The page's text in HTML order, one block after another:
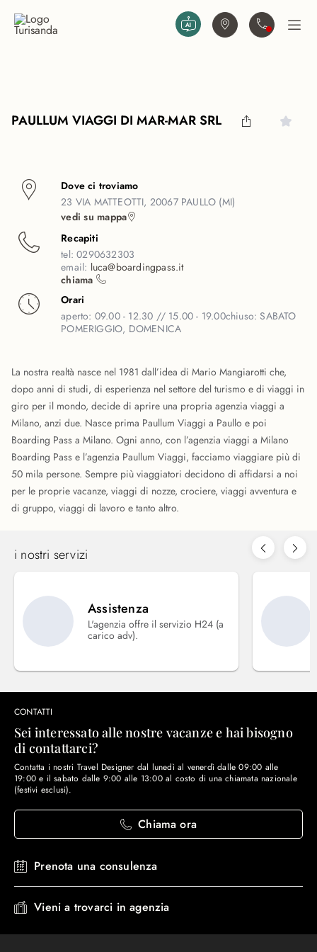
Trova agenziaContattaciApri
PAULLUM VIAGGI DI MAR-MAR SRL
Dove ci troviamo
23 VIA MATTEOTTI, 20067 PAULLO (MI)
vedi su mappa
Recapiti
tel:0290632303
email: luca@boardingpass.it
chiama
Orari
aperto: 09.00 - 12.30 // 15.00 - 19.00chiuso:SABATO
POMERIGGIO, DOMENICA
La nostra realtà nasce nel 1981 dall’idea di Mario Mangiarotti che,
dopo anni di studi, di esperienza nel settore del turismo e di viaggi in
giro per il mondo, decide di aprire una propria agenzia viaggi a
Milano, anzi due. Nasce prima Paullum Viaggi a Paullo e poi
Boarding Pass a Milano. Ogni anno, con l’agenzia viaggi a Milano
Boarding Pass e l’agenzia Paullum Viaggi, facciamo viaggiare più di
50 mila persone. Sempre più viaggiatori decidono di affidarsi a noi
per le proprie vacanze, viaggi di nozze, crociere, viaggi avventura e
di gruppo, viaggi di lavoro e tanto altro.
i nostri servizi
Assistenza
L'agenzia offre il servizio H24 (a
carico adv).
CONTATTI
Sei interessato alle nostre vacanze e hai bisogno
di contattarci?
Contatta i nostri Travel Designer dal lunedì al venerdì dalle 09:00 alle
19:00 e il sabato dalle 9:00 alle 13:00 al costo di una chiamata nazionale
(festivi esclusi).
Chiama ora
Prenota una consulenza
Vieni a trovarci in agenzia